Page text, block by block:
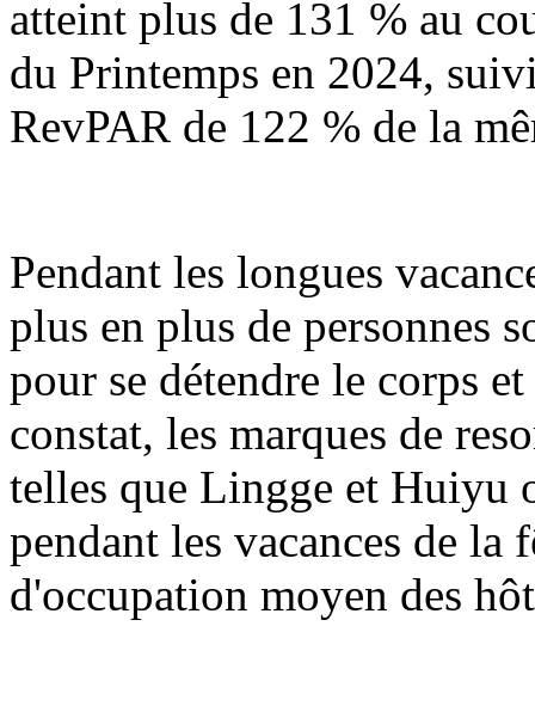
atteint plus de 131 % au
du Printemps en 2024,
RevPAR de 122 % de la
Pendant les longues
plus en plus de personnes
pour se détendre le corps
constat, les marques de
telles que Lingge et Huiyu
pendant les vacances de la
d'occupation moyen des